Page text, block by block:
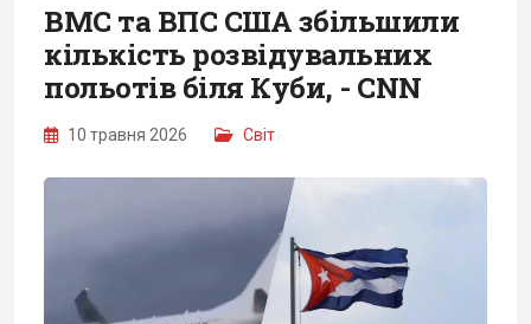
ВМС та ВПС США збільшили
кількість розвідувальних
польотів біля Куби, - CNN
10 травня 2026 Світ